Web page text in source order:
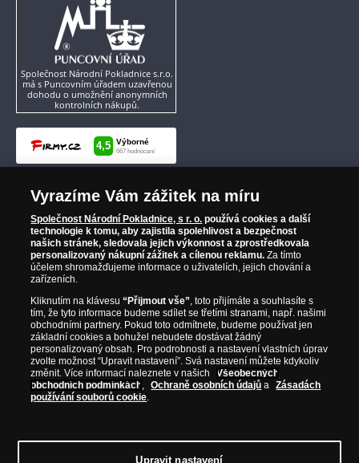
Společnost Národní Pokladnice s.r.o.
má s Puncovním úřadem uzavřenou
dohodu o umožnění anonymních
kontrolních nákupů.
Vyrazíme Vám zážitek na míru
Společnost Národní Pokladnice, s r. o. používá cookies a další
technologie k tomu, aby zajistila spolehlivost a bezpečnost
našich stránek, sledovala jejich výkonnost a zprostředkovala
personalizovaný nákupní zážitek a cílenou reklamu. Za tímto
účelem shromažďujeme informace o uživatelích, jejich chování a
zařízeních.
Kliknutím na klávesu“Přijmout vše”, toto přijímáte a souhlasíte s
tím, že tyto informace budeme sdílet se třetími stranami, např. našimi
obchodními partnery. Pokud toto odmítnete, budeme používat jen
základní cookies a bohužel nebudete dostávat žádný
personalizovaný obsah. Pro podrobnosti a nastavení vlastních úprav
zvolte možnost “Upravit nastavení”. Svá nastavení můžete kdykoliv
změnit. Více informací naleznete v našich
Všeobecných
obchodních podmínkách , Ochraně osobních údajů a
Zásadách
používání souborů cookie.
Upravit nastavení